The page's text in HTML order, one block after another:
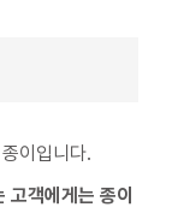
이입니다.
고객에게는 종이